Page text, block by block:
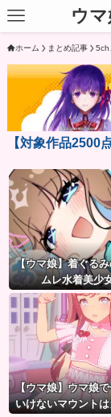
ウ
ホーム まとめ記事 5ch
【対象作品2500
【ウマ娘】着ぐる
ムレ水着美少
【ウマ娘】ウマ娘
いけないマウント